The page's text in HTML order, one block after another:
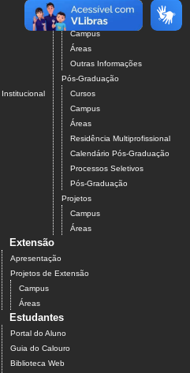
Graduação
Cursos
Campus
Áreas
Outras Informações
Pós-Graduação
Cursos
Campus
Áreas
Residência Multiprofissional
Calendário Pós-Graduação
Processos Seletivos
Pós-Graduação
Projetos
Campus
Áreas
Extensão
Apresentação
Projetos de Extensão
Campus
Áreas
Estudantes
Portal do Aluno
Guia do Calouro
Biblioteca Web